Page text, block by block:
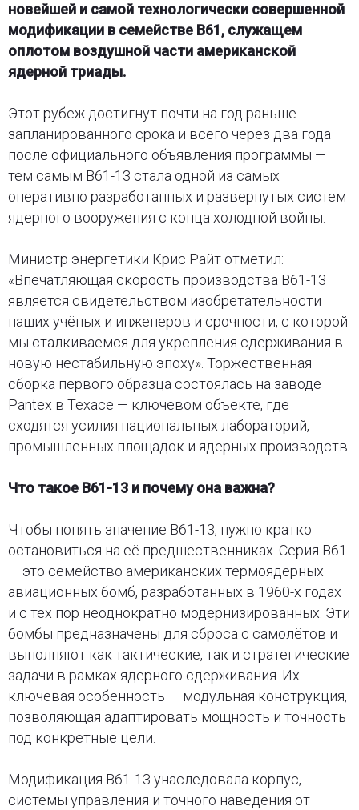
новейшей и самой технологически совершенной
модификации в семействе B61, служащем
оплотом воздушной части американской
ядерной триады.
Этот рубеж достигнут почти на год раньше
запланированного срока и всего через два года
после официального объявления программы —
тем самым B61-13 стала одной из самых
оперативно разработанных и развернутых систем
ядерного вооружения с конца холодной войны.
Министр энергетики Крис Райт отметил: —
«Впечатляющая скорость производства B61-13
является свидетельством изобретательности
наших учёных и инженеров и срочности, с которой
мы сталкиваемся для укрепления сдерживания в
новую нестабильную эпоху». Торжественная
сборка первого образца состоялась на заводе
Pantex в Техасе — ключевом объекте, где
сходятся усилия национальных лабораторий,
промышленных площадок и ядерных производств.
Что такое B61-13 и почему она важна?
Чтобы понять значение B61-13, нужно кратко
остановиться на её предшественниках. Серия B61
— это семейство американских термоядерных
авиационных бомб, разработанных в 1960-х годах
и с тех пор неоднократно модернизированных. Эти
бомбы предназначены для сброса с самолётов и
выполняют как тактические, так и стратегические
задачи в рамках ядерного сдерживания. Их
ключевая особенность — модульная конструкция,
позволяющая адаптировать мощность и точность
под конкретные цели.
Модификация B61-13 унаследовала корпус,
системы управления и точного наведения от